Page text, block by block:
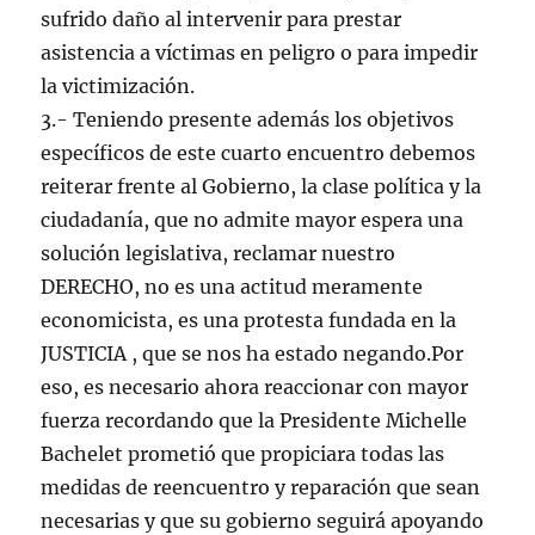
sufrido daño al intervenir para prestar
asistencia a víctimas en peligro o para impedir
la victimización.
3.- Teniendo presente además los objetivos
específicos de este cuarto encuentro debemos
reiterar frente al Gobierno, la clase política y la
ciudadanía, que no admite mayor espera una
solución legislativa, reclamar nuestro
DERECHO, no es una actitud meramente
economicista, es una protesta fundada en la
JUSTICIA , que se nos ha estado negando.Por
eso, es necesario ahora reaccionar con mayor
fuerza recordando que la Presidente Michelle
Bachelet prometió que propiciara todas las
medidas de reencuentro y reparación que sean
necesarias y que su gobierno seguirá apoyando